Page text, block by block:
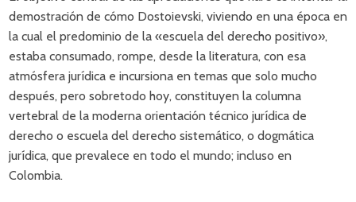
demostración de cómo Dostoievski, viviendo en una época en
la cual el predominio de la «escuela del derecho positivo»,
estaba consumado, rompe, desde la literatura, con esa
atmósfera jurídica e incursiona en temas que solo mucho
después, pero sobretodo hoy, constituyen la columna
vertebral de la moderna orientación técnico jurídica de
derecho o escuela del derecho sistemático, o dogmática
jurídica, que prevalece en todo el mundo; incluso en
Colombia.